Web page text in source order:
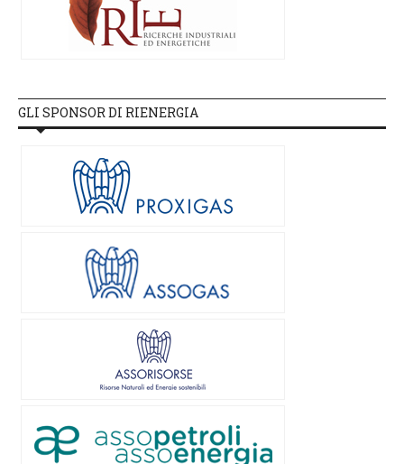
GLI SPONSOR DI RIENERGIA